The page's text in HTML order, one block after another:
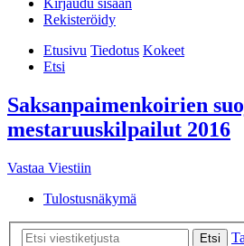
Kirjaudu sisään
Rekisteröidy
Etusivu Tiedotus Kokeet
Etsi
Saksanpaimenkoirien
mestaruuskilpailut 2016
Vastaa Viestiin
Tulostusnäkymä
Etsi